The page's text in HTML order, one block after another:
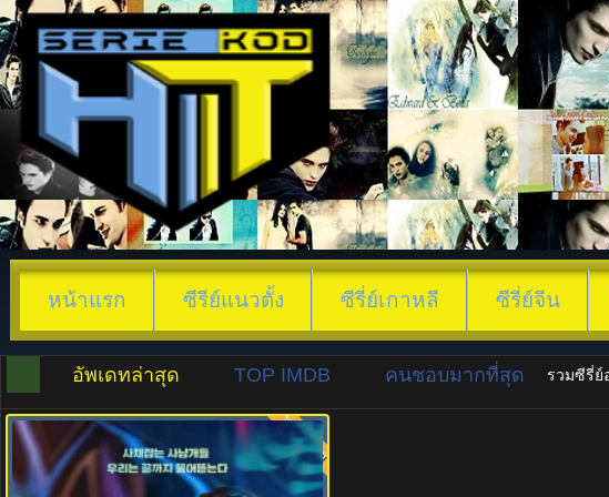
หน้าแรก ซีรีย์แนวตั้ง ซีรี่ย์เกาหลี ซีรี่ย์จีน
อัพเดทล่าสุด TOP IMDB คนชอบมากที่สุด รวมซีรี่ย์
8.0 พากย์ไทย